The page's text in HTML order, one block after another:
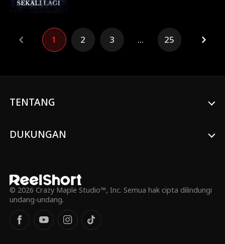
ayahnya melamar si mantan kekasih. Saat
selingkuhan Markus dan putrinya
menindas Arina, Markus justru membantu
1 2 3 ... 25
TENTANG
DUKUNGAN
© 2026 Crazy Maple Studio™, Inc. Semua hak cipta dilindungi
undang-undang.